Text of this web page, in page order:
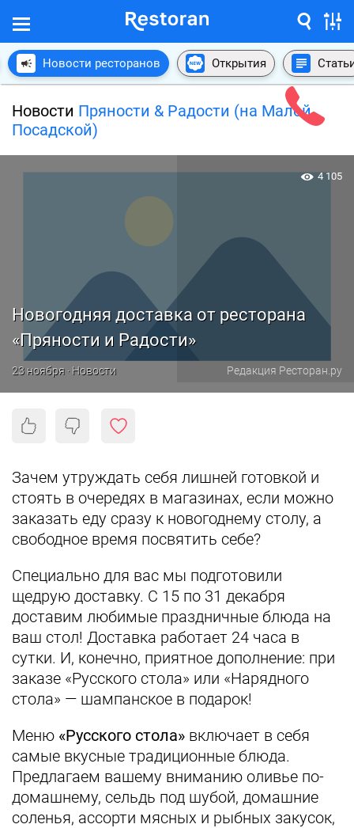
Новости ресторанов Открытия
Новости Пряности & Радости (на Малой
Посадской)
Новогодняя доставка от ресторана
«Пряности и Радости»
23 ноября · Новости Редакция Ресторан.ру
4 105
Зачем утруждать себя лишней готовкой и
стоять в очередях в магазинах, если можно
заказать еду сразу к новогоднему столу, а
свободное время посвятить себе?
Специально для вас мы подготовили
щедрую доставку. С 15 по 31 декабря
доставим любимые праздничные блюда на
ваш стол! Доставка работает 24 часа в
сутки. И, конечно, приятное дополнение: при
заказе «Русского стола» или «Нарядного
стола» ― шампанское в подарок!
Меню «Русского стола» включает в себя
самые вкусные традиционные блюда.
Предлагаем вашему вниманию оливье по-
домашнему, сельдь под шубой, домашние
соленья, ассорти мясных и рыбных закусок,